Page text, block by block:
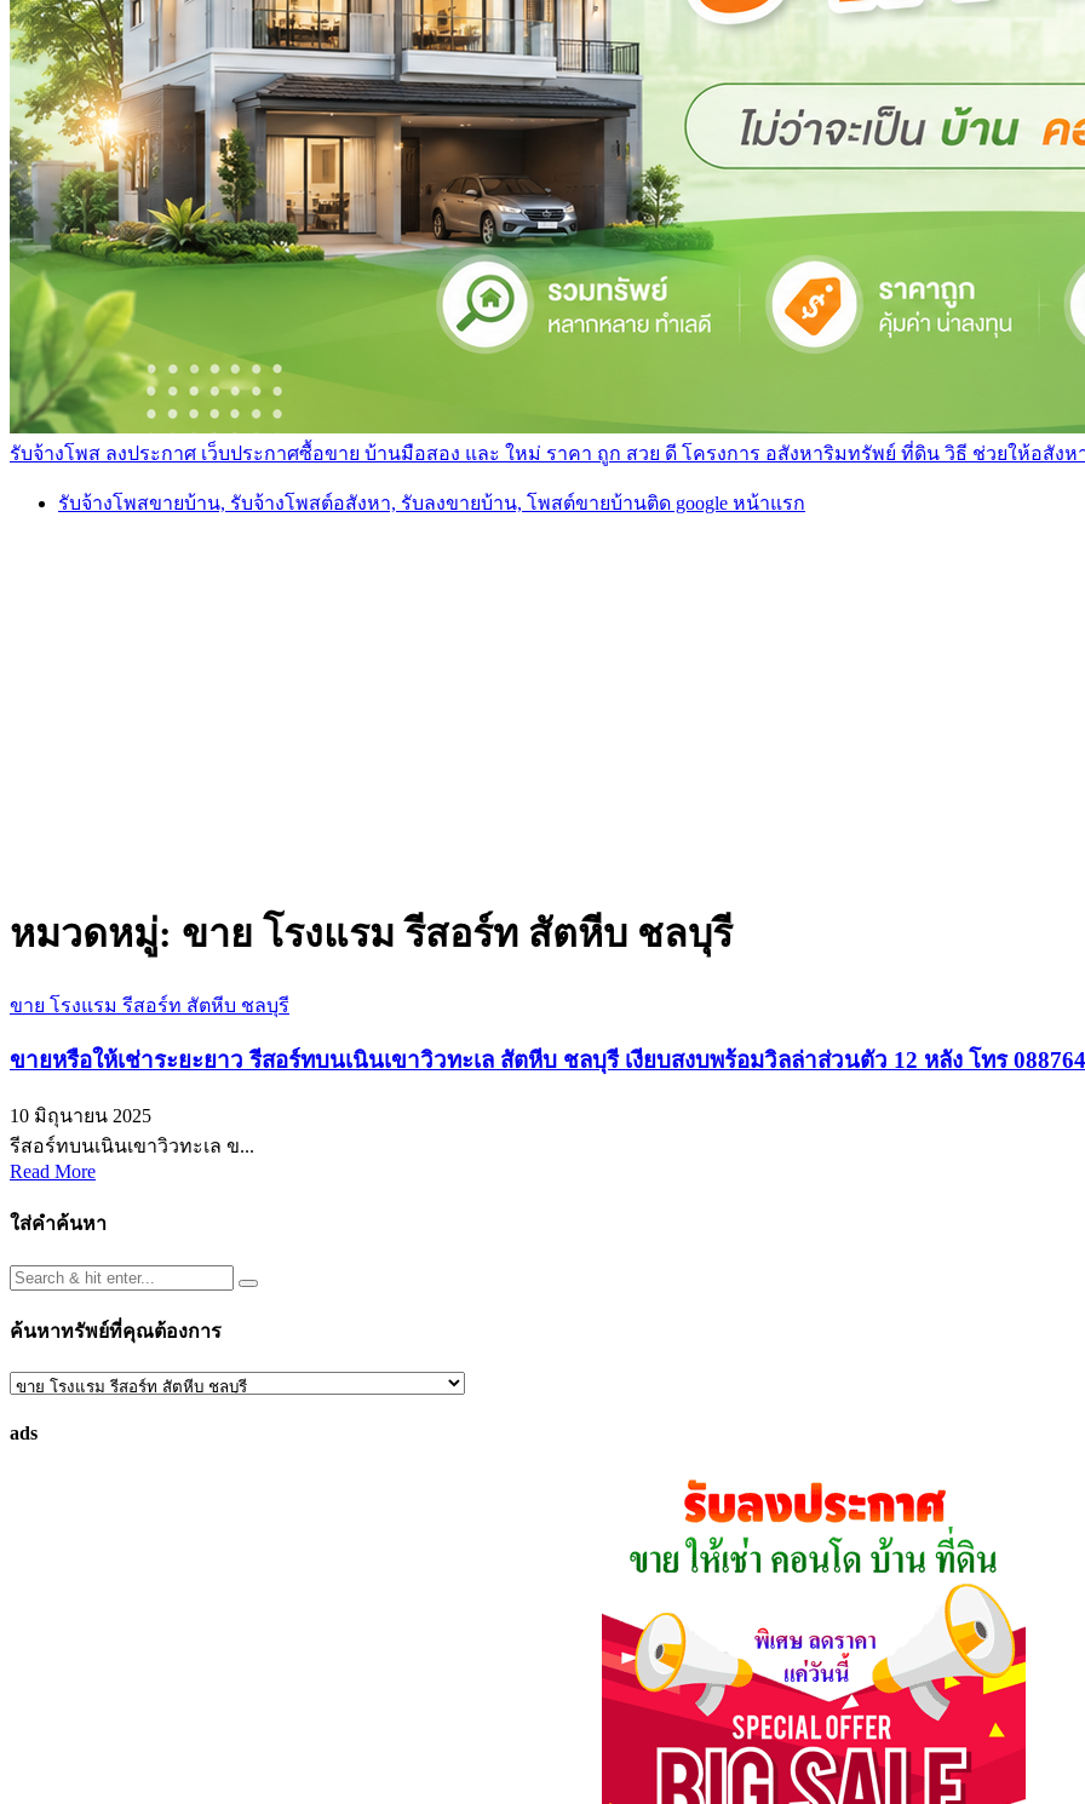
รับจ้างโพส ลงประกาศ เว็บประกาศซื้อขาย บ้านมือสอง และ ใหม่ ราคา ถูก สวย ดี โครงการ อสังหาริมทรัพย์ ที่ดิน วิธี ช่วยให้อสังห
รับจ้างโพสขายบ้าน, รับจ้างโพสต์อสังหา, รับลงขายบ้าน, โพสต์ขายบ้านติด google หน้าแรก
หมวดหมู่: ขาย โรงแรม รีสอร์ท สัตหีบ ชลบุรี
ขาย โรงแรม รีสอร์ท สัตหีบ ชลบุรี
ขายหรือให้เช่าระยะยาว รีสอร์ทบนเนินเขาวิวทะเล สัตหีบ ชลบุรี เงียบสงบพร้อมวิลล่าส่วนตัว 12 หลัง โทร
10 มิถุนายน 2025
รีสอร์ทบนเนินเขาวิวทะเล ข...
Read More
ใส่คำค้นหา
ค้นหาทรัพย์ที่คุณต้องการ
ค้นหา
ที่
ads